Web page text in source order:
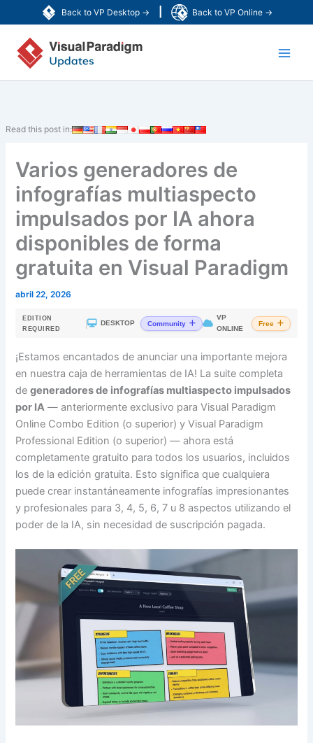
Back to VP Desktop → Back to VP Online →
al
contenido
Read this post in:
Varios generadores de
infografías multiaspecto
impulsados por IA ahora
disponibles de forma
gratuita en Visual Paradigm
abril 22, 2026
EDITION
REQUIRED
| DESKTOP Community
VP
ONLINE
Free
¡Estamos encantados de anunciar una importante mejora
en nuestra caja de herramientas de IA! La suite completa
degeneradores de infografías multiaspecto impulsados
por IA — anteriormente exclusivo para Visual Paradigm
Online Combo Edition (o superior) y Visual Paradigm
Professional Edition (o superior) — ahora está
completamente gratuito para todos los usuarios, incluidos
los de la edición gratuita. Esto significa que cualquiera
puede crear instantáneamente infografías impresionantes
y profesionales para 3, 4, 5, 6, 7 u 8 aspectos utilizando el
poder de la IA, sin necesidad de suscripción pagada.